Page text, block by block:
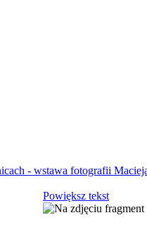
- wstawa fotografii
Powiększ tekst